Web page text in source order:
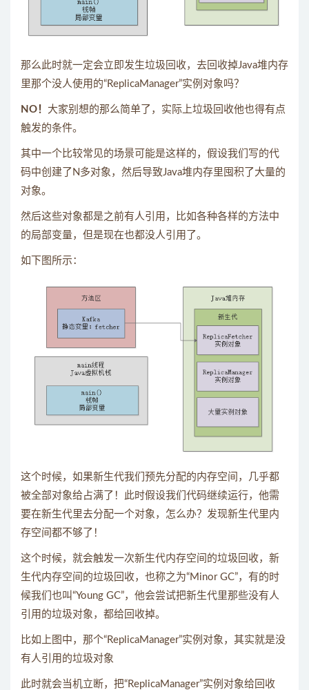
那么此时就一定会立即发生垃圾回收，去回收掉Java堆内存
里那个没人使用的“ReplicaManager”实例对象吗？
NO！ 大家别想的那么简单了，实际上垃圾回收他也得有点
触发的条件。
其中一个比较常见的场景可能是这样的，假设我们写的代
码中创建了N多对象，然后导致Java堆内存里囤积了大量的
对象。
然后这些对象都是之前有人引用，比如各种各样的方法中
的局部变量，但是现在也都没人引用了。
如下图所示：
这个时候，如果新生代我们预先分配的内存空间，几乎都
被全部对象给占满了！此时假设我们代码继续运行，他需
要在新生代里去分配一个对象，怎么办？发现新生代里内
存空间都不够了！
这个时候，就会触发一次新生代内存空间的垃圾回收，新
生代内存空间的垃圾回收，也称之为“Minor GC”，有的时
候我们也叫“Young GC”，他会尝试把新生代里那些没有人
引用的垃圾对象，都给回收掉。
比如上图中，那个“ReplicaManager”实例对象，其实就是没
有人引用的垃圾对象
此时就会当机立断，把“ReplicaManager”实例对象给回收